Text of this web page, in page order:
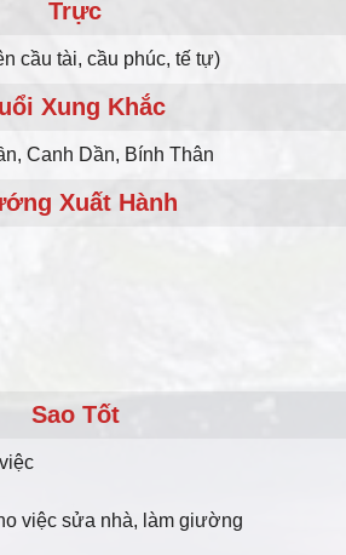
Trực
cầu tài, cầu phúc, tế tự)
Xung Khắc
Canh Dần, Bính Thân
Xuất Hành
Sao Tốt
việc sửa nhà, làm giường